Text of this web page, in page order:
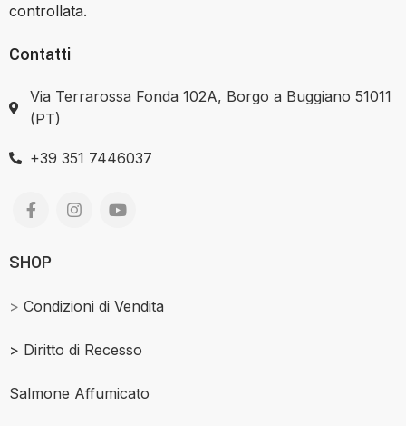
controllata.
Contatti
Via Terrarossa Fonda 102A, Borgo a Buggiano 51011
(PT)
+39 351 7446037
SHOP
> Condizioni di Vendita
> Diritto di Recesso
Salmone Affumicato